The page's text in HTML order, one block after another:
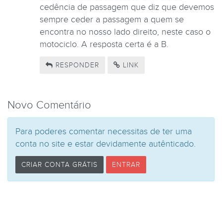
cedência de passagem que diz que devemos
sempre ceder a passagem a quem se
encontra no nosso lado direito, neste caso o
motociclo. A resposta certa é a B.
RESPONDER LINK
Novo Comentário
Para poderes comentar necessitas de ter uma
conta no site e estar devidamente autênticado.
CRIAR CONTA GRÁTIS ENTRAR